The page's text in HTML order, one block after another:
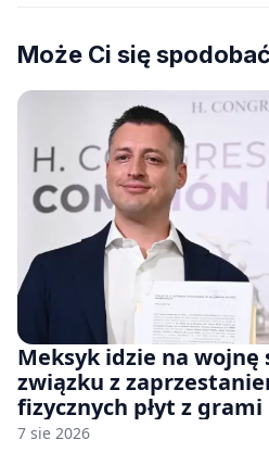
Może Ci się spodobać
Meksyk idzie na wojnę
związku z
fizycznych płyt z grami
7 sie 2026